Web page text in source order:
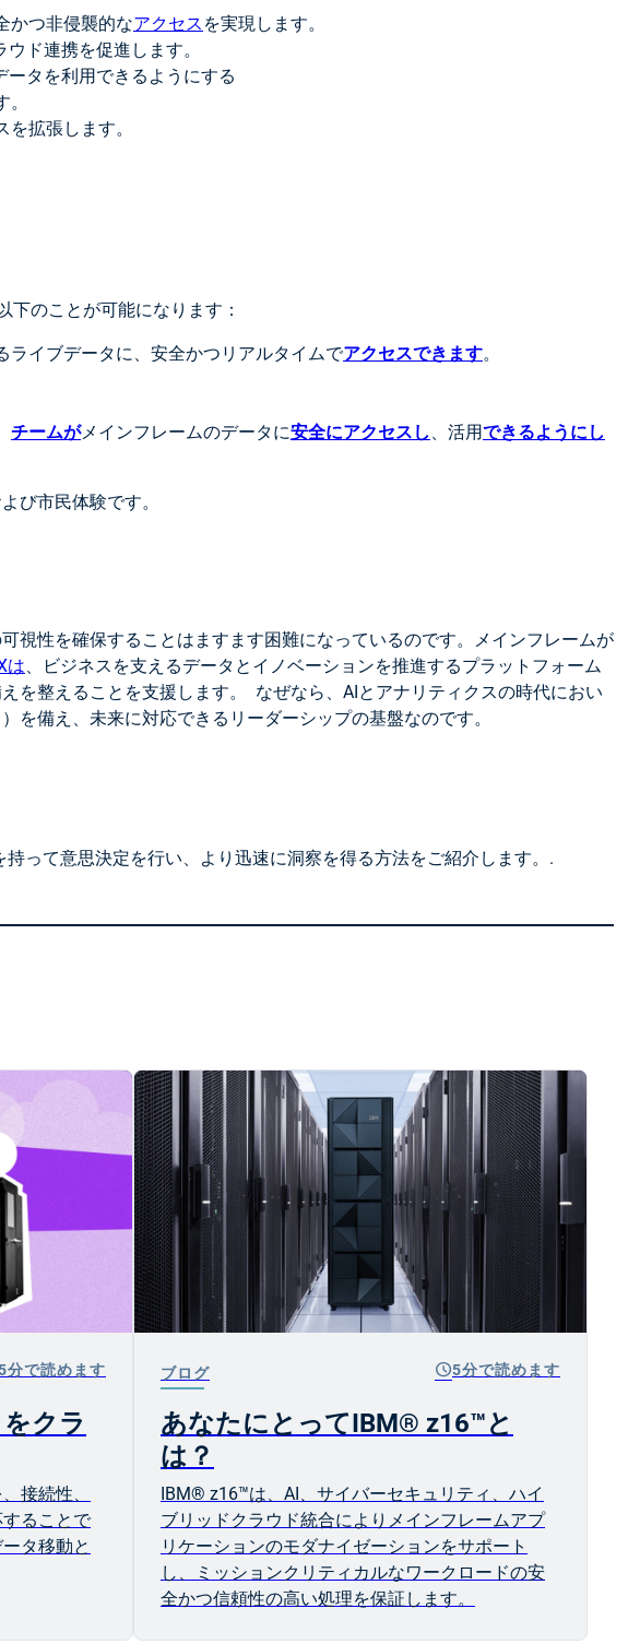
かつ非侵襲的なアクセス を実現します。
ド連携を促進します。
タを利用できるようにする
拡張します。
下のことが可能になります：
ライブデータに、安全かつリアルタイムでアクセスできます。
チームがメインフレームのデータに安全にアクセスし 、活用できるようにし
び市民体験です。
視性を確保することはますます困難になっているのです。メインフレームが
は、ビジネスを支えるデータとイノベーションを推進するプラットフォーム
を整えることを支援します。 なぜなら、AIとアナリティクスの時代におい
備え、未来に対応できるリーダーシップの基盤なのです。
って意思決定を行い、より迅速に洞察を得る方法をご紹介します。.
分で読めます
クラ
接続性、
ることで
タ移動と
ブログ schedule5分で読めます
あなたにとってIBM® z16™と
は？
IBM® z16™は、AI、サイバーセキュリティ、ハイ
ブリッドクラウド統合によりメインフレームアプ
リケーションのモダナイゼーションをサポート
し、ミッションクリティカルなワークロードの安
全かつ信頼性の高い処理を保証します。